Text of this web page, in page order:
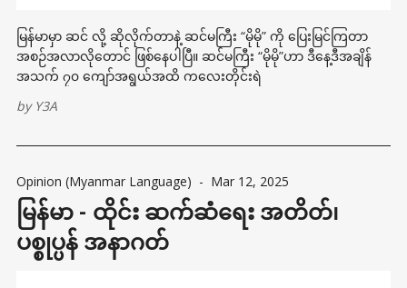
မြန်မာမှာ ဆင် လို့ ဆိုလိုက်တာနဲ့ ဆင်မကြီး “မိုမို” ကို ပြေးမြင်ကြတာ
အစဉ်အလာလိုတောင် ဖြစ်နေပါပြီ။ ဆင်မကြီး “မိုမို”ဟာ ဒီနေ့ဒီအချိန်
အသက် ၇၀ ကျော်အရွယ်အထိ ကလေးတိုင်းရဲ
by Y3A
Opinion (Myanmar Language) - Mar 12, 2025
မြန်မာ - ထိုင်း ဆက်ဆံရေး အတိတ်၊
ပစ္စုပ္ပန် အနာဂတ်